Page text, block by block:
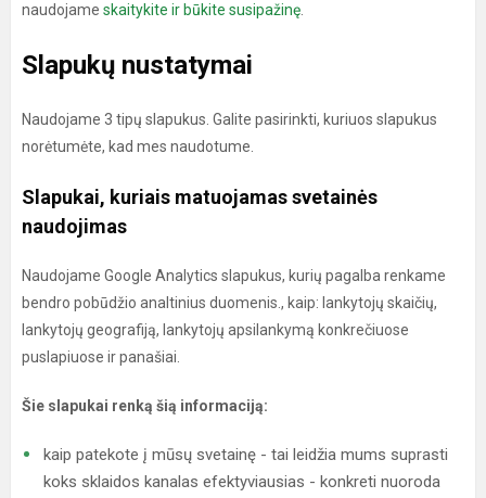
naudojame skaitykite ir būkite susipažinę
Slapukų nustatymai
Naudojame 3 tipų slapukus. Galite pasirinkti, kuriuos slapukus
norėtumėte, kad mes naudotume.
Slapukai, kuriais matuojamas svetainės
naudojimas
Naudojame Google Analytics slapukus, kurių pagalba renkame
bendro pobūdžio analtinius duomenis., kaip: lankytojų skaičių,
lankytojų geografiją, lankytojų apsilankymą konkrečiuose
puslapiuose ir panašiai.
Šie slapukai renką šią informaciją:
kaip patekote į mūsų svetainę - tai leidžia mums suprasti
koks sklaidos kanalas efektyviausias - konkreti nuoroda